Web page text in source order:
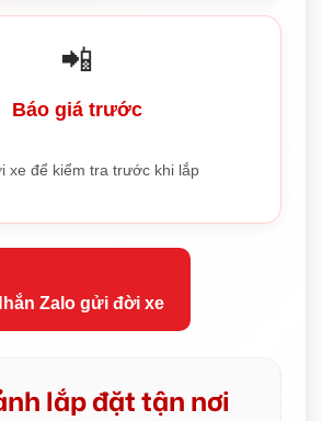
📲
Báo giá trước
xe để kiểm tra trước khi lắp
Zalo gửi đời xe
lắp đặt tận nơi